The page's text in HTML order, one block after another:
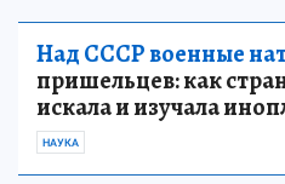
Над СССР военные
пришельцев: как
искала и изучала
НАУКА